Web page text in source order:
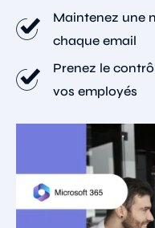
Maintenez une
chaque email
Prenez le
vos employés